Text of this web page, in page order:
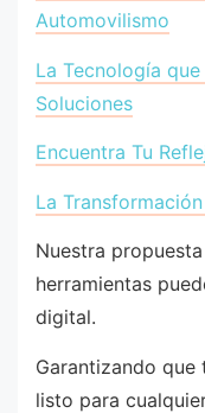
Automovilismo
La Tecnología
Soluciones
Encuentra Tu
La
Nuestra
herramientas
digital.
Garantizando
listo para